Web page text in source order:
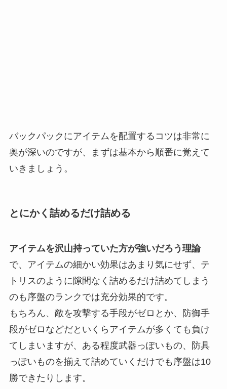
バックパックにアイテムを配置するコツは非常に
奥が深いのですが、まずは基本から順番に覚えて
いきましょう。
とにかく詰めるだけ詰める
アイテムを沢山持っていた方が強いだろう理論
で、アイテムの細かい効果はあまり気にせず、テ
トリスのように隙間なく詰めるだけ詰めてしまう
のも序盤のランクでは充分効果的です。
もちろん、敵を攻撃する手段がゼロとか、防御手
段がゼロなどだといくらアイテムが多くても負け
てしまいますが、ある程度武器っぽいもの、防具
っぽいものを揃えて詰めていくだけでも序盤は10
勝できたりします。